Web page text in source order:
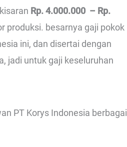
Rp. 4.000.000 – Rp.
produksi. besarnya gaji pokok
ini, dan disertai dengan
jadi untuk gaji keseluruhan
PT Korys Indonesia berbagai